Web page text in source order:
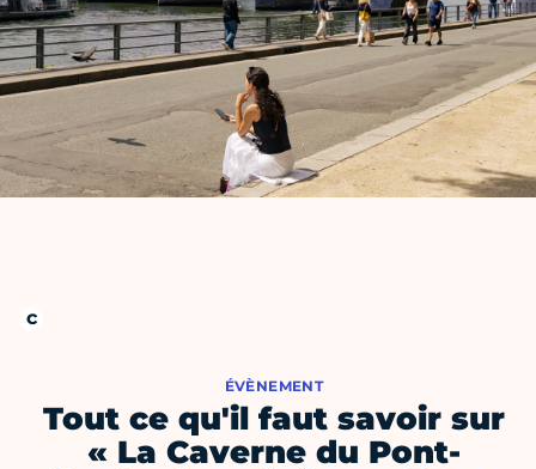
ÉVÈNEMENT
Tout ce qu'il faut savoir sur
« La Caverne du Pont-